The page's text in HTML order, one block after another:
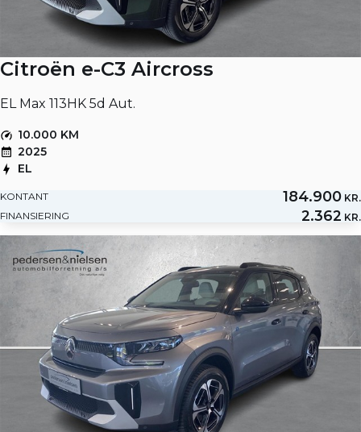
Citroën e-C3 Aircross
EL Max 113HK 5d Aut.
10.000 KM
2025
EL
KONTANT 184.900 KR.
FINANSIERING
2.362 KR.